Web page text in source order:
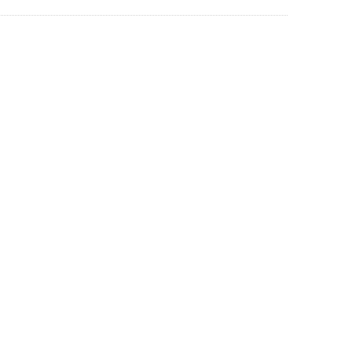
KFZ-Kennzeichen oder auch Einblicke in die
wurde. Außerdem können Sie so den aktuellen